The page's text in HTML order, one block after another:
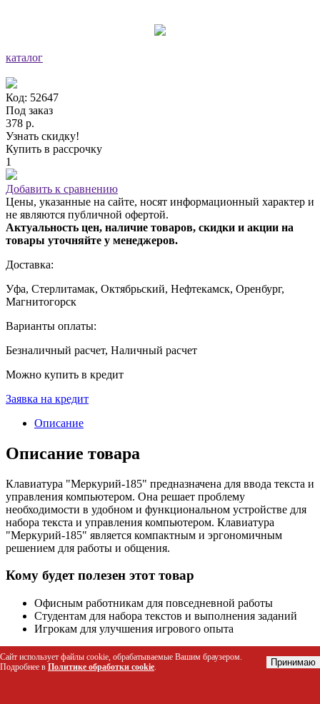
каталог
Код: 52647
Под заказ
378 р.
Узнать скидку!
Купить в рассрочку
1
Добавить к сравнению
Цены, указанные на сайте, носят информационный характер и
не являются публичной офертой.
Актуальность цен, наличие товаров, скидки и акции на
товары уточняйте у менеджеров.
Доставка:
Уфа, Стерлитамак, Октябрьский, Нефтекамск, Оренбург,
Магнитогорск
Варианты оплаты:
Безналичный расчет, Наличный расчет
Можно купить в кредит
Заявка на кредит
Описание
Описание товара
Клавиатура "Меркурий-185" предназначена для ввода текста и
управления компьютером. Она решает проблему
необходимости в удобном и функциональном устройстве для
набора текста и управления компьютером. Клавиатура
"Меркурий-185" является компактным и эргономичным
решением для работы и общения.
Кому будет полезен этот товар
Офисным работникам для повседневной работы
Студентам для набора текстов и выполнения заданий
Игрокам для улучшения игрового опыта
Технические характеристики
Сайт использует файлы cookie, обрабатываемые Вашим браузером.
Подробнее в Политике обработки cookie. Принимаю